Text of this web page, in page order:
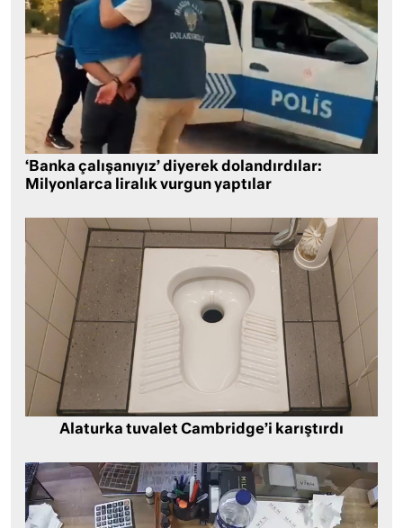
‘Banka çalışanıyız’ diyerek dolandırdılar:
Milyonlarca liralık vurgun yaptılar
Alaturka tuvalet Cambridge’i karıştırdı